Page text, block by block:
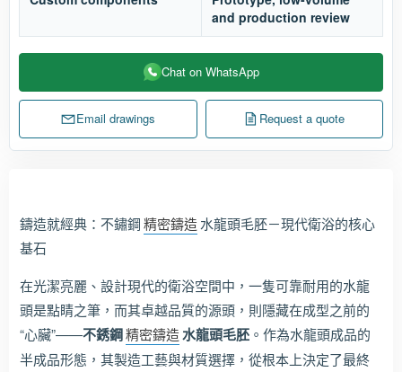
and production review
Chat on WhatsApp
Email drawings Request a quote
鑄造就經典：不鏽鋼精密鑄造 水龍頭毛胚－現代衛浴的核心
基石
在光潔亮麗、設計現代的衛浴空間中，一隻可靠耐用的水龍
頭是點睛之筆，而其卓越品質的源頭，則隱藏在成型之前的
“心臟”——不銹鋼精密鑄造水龍頭毛胚 。作為水龍頭成品的
半成品形態，其製造工藝與材質選擇，從根本上決定了最終